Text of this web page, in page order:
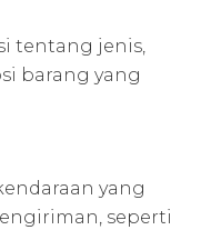
tentang jenis,
barang yang
yang
seperti